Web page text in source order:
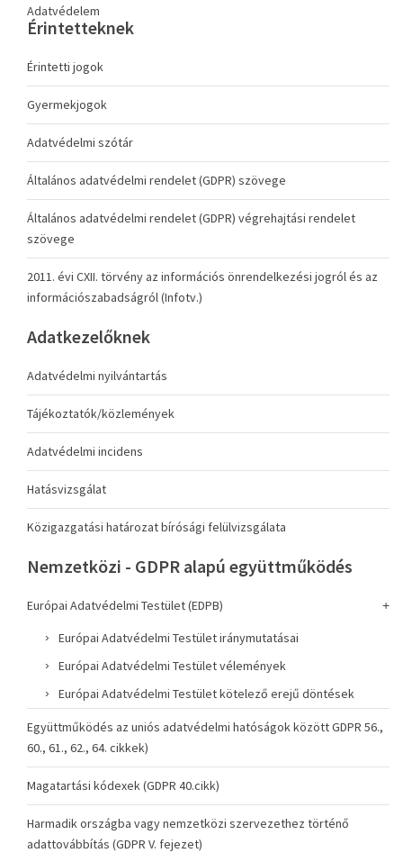
Adatvédelem
Érintetteknek
Érintetti jogok
Gyermekjogok
Adatvédelmi szótár
Általános adatvédelmi rendelet (GDPR) szövege
Általános adatvédelmi rendelet (GDPR) végrehajtási rendelet
szövege
2011. évi CXII. törvény az információs önrendelkezési jogról és az
információszabadságról (Infotv.)
Adatkezelőknek
Adatvédelmi nyilvántartás
Tájékoztatók/közlemények
Adatvédelmi incidens
Hatásvizsgálat
Közigazgatási határozat bírósági felülvizsgálata
Nemzetközi - GDPR alapú együttműködés
Európai Adatvédelmi Testület (EDPB)
Európai Adatvédelmi Testület iránymutatásai
Európai Adatvédelmi Testület vélemények
Európai Adatvédelmi Testület kötelező erejű döntések
Együttműködés az uniós adatvédelmi hatóságok között GDPR 56.,
60., 61., 62., 64. cikkek)
Magatartási kódexek (GDPR 40.cikk)
Harmadik országba vagy nemzetközi szervezethez történő
adattovábbítás (GDPR V. fejezet)